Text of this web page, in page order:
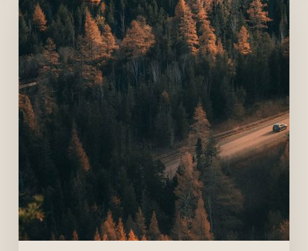
music
festival
lineup